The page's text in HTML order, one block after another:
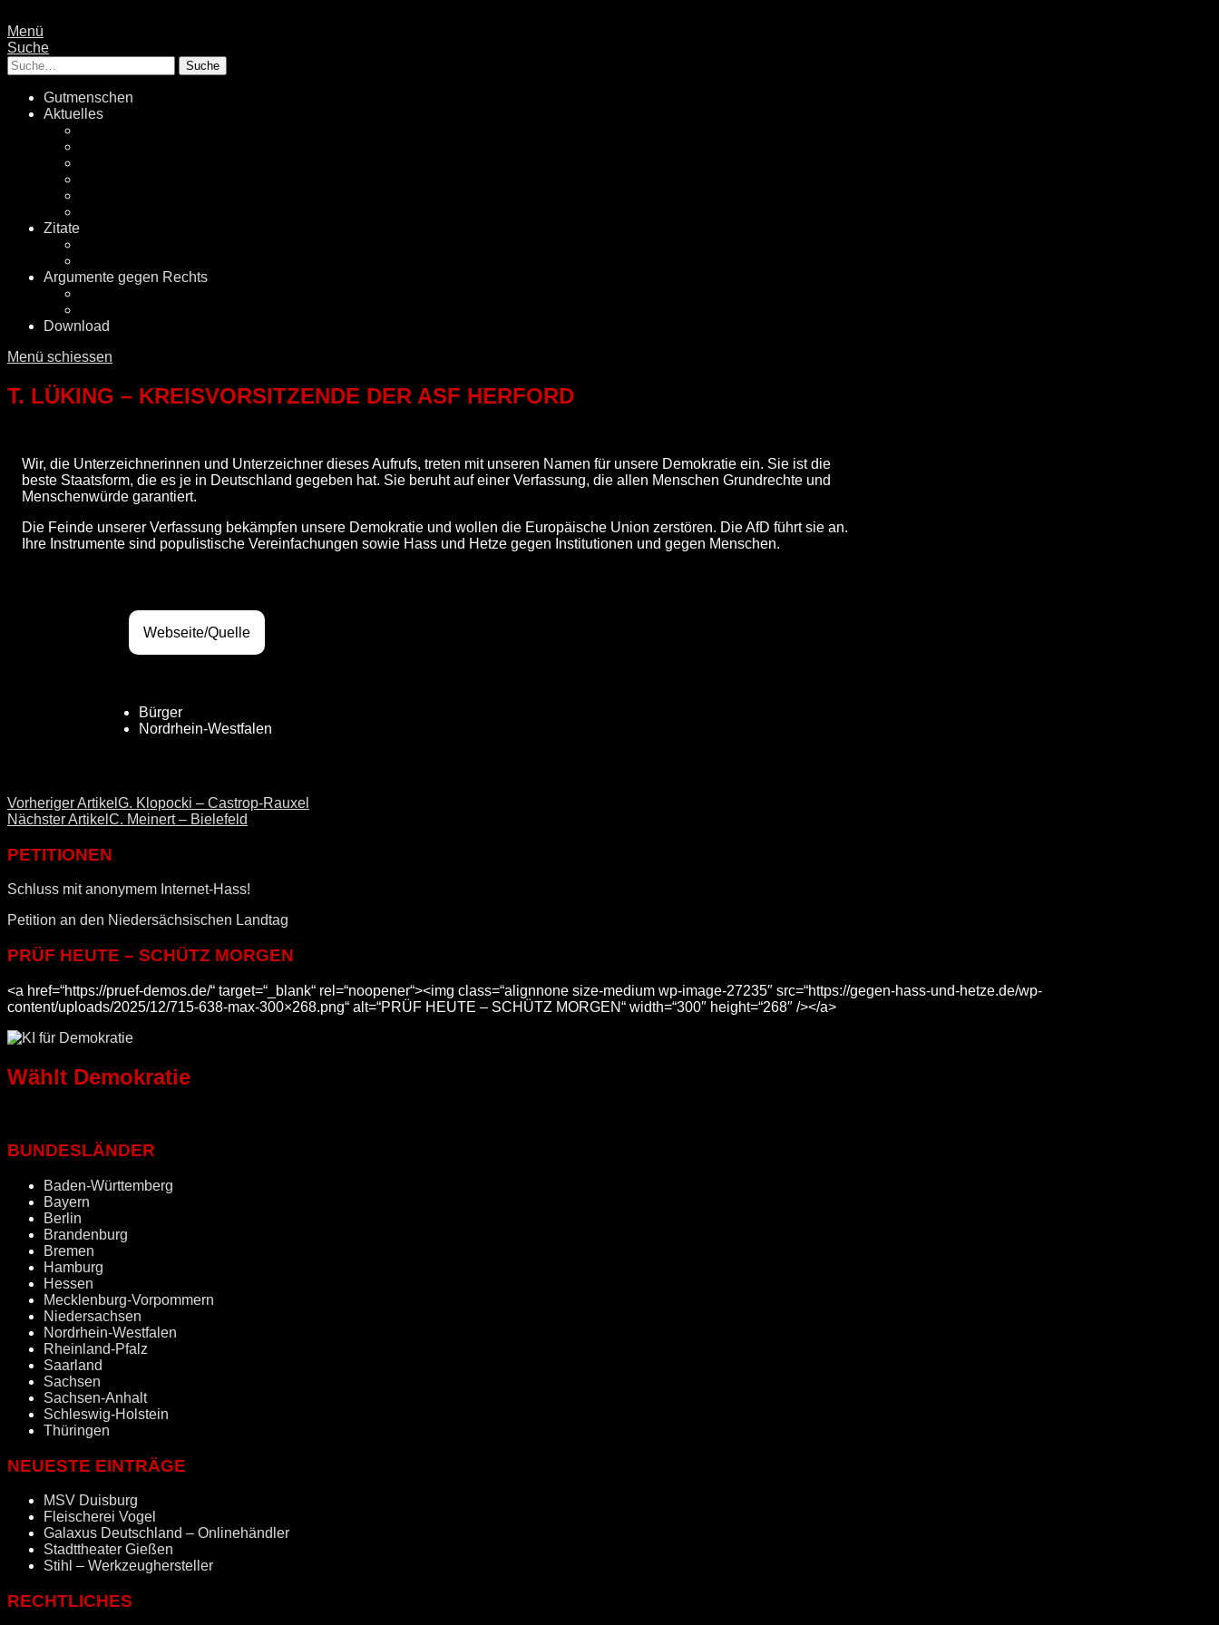
Menü
Suche
Suche
Gutmenschen
Aktuelles
Zitate
Argumente gegen Rechts
Download
Menü schiessen
T. LÜKING – KREISVORSITZENDE DER ASF HERFORD
Wir, die Unterzeichnerinnen und Unterzeichner dieses Aufrufs, treten mit unseren Namen für unsere Demokratie ein. Sie ist die
beste Staatsform, die es je in Deutschland gegeben hat. Sie beruht auf einer Verfassung, die allen Menschen Grundrechte und
Menschenwürde garantiert.
Die Feinde unserer Verfassung bekämpfen unsere Demokratie und wollen die Europäische Union zerstören. Die AfD führt sie an.
Ihre Instrumente sind populistische Vereinfachungen sowie Hass und Hetze gegen Institutionen und gegen Menschen.
Webseite/Quelle
Bürger
Nordrhein-Westfalen
Vorheriger Artikel G. Klopocki – Castrop-Rauxel
Nächster Artikel C. Meinert – Bielefeld
PETITIONEN
Schluss mit anonymem Internet-Hass!
Petition an den Niedersächsischen Landtag
PRÜF HEUTE – SCHÜTZ MORGEN
<a href=“https://pruef-demos.de/“ target=“_blank“ rel=“noopener“><img class=“alignnone size-medium wp-image-27235″ src=“https://gegen-hass-und-hetze.de/wp-
content/uploads/2025/12/715-638-max-300×268.png“ alt=“PRÜF HEUTE – SCHÜTZ MORGEN“ width=“300″ height=“268″ /></a>
Wählt Demokratie
BUNDESLÄNDER
Baden-Württemberg
Bayern
Berlin
Brandenburg
Bremen
Hamburg
Hessen
Mecklenburg-Vorpommern
Niedersachsen
Nordrhein-Westfalen
Rheinland-Pfalz
Saarland
Sachsen
Sachsen-Anhalt
Schleswig-Holstein
Thüringen
NEUESTE EINTRÄGE
MSV Duisburg
Fleischerei Vogel
Galaxus Deutschland – Onlinehändler
Stadttheater Gießen
Stihl – Werkzeughersteller
RECHTLICHES